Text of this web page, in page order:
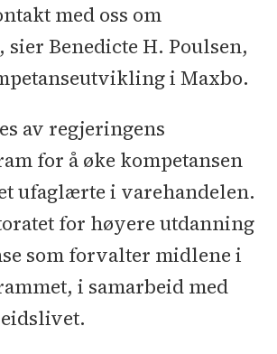
med oss om
Benedicte H. Poulsen,
i Maxbo.
av regjeringens
for å øke kompetansen
ufaglærte i varehandelen.
for høyere utdanning
som forvalter midlene i
i samarbeid med